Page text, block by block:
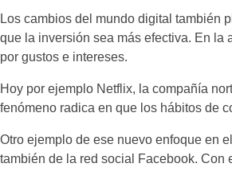
Los cambios del mundo digital también
que la inversión sea más efectiva. En
por gustos e intereses.
Hoy por ejemplo Netflix, la compañía
fenómeno radica en que los hábitos de
Otro ejemplo de ese nuevo enfoque en
también de la red social Facebook. Con